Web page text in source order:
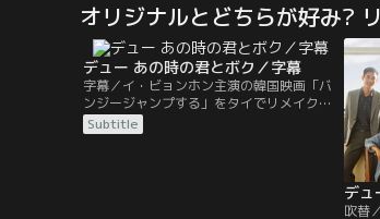
ス！
オリジナルとどちらが好み?
デュー あの時の君とボク／字幕
字幕／イ・ビョンホン主演の韓国映画「バ
ンジージャンプする」をタイでリメイク
し、同性の転校生に惹かれる男子高校生の
純情を描いた純情ストーリー。1996年のタ
Subtitle
デュ
吹替